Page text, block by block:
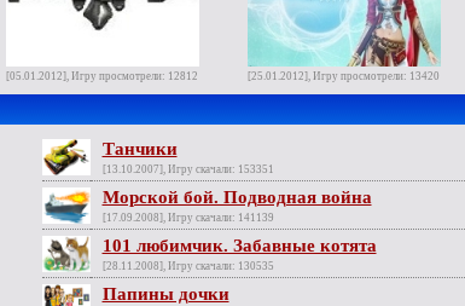
[05.01.2012], Игру просмотрели: 12812 [25.01.2012], Игру просмотрели: 13420
Танчики
[13.10.2007], Игру скачали: 153351
Морской бой. Подводная война
[17.09.2008], Игру скачали: 141139
101 любимчик. Забавные котята
[28.11.2008], Игру скачали: 130535
Папины дочки